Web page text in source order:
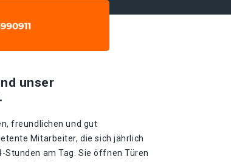
unser
freundlichen und gut
Mitarbeiter, die sich jährlich
Stunden am Tag. Sie öffnen Türen